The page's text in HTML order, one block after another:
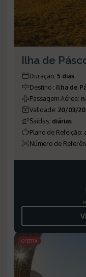
Ilha de
Duração: 5 dias
Destino : Ilha de
Passagem Aérea:
Validade: 20/03/
Saídas: diárias
Plano de Refeição:
Número de
OFERTA